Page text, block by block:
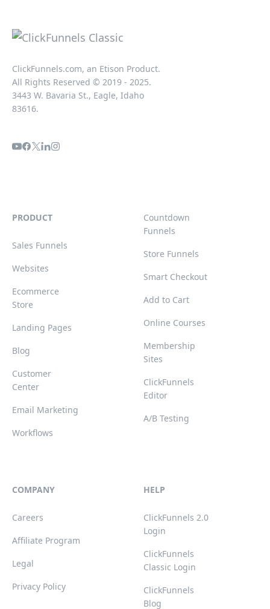
ClickFunnels.com, an Etison Product.
All Rights Reserved © 2019 - 2025.
3443 W. Bavaria St., Eagle, Idaho
83616.
PRODUCT
Sales Funnels
Websites
Ecommerce
Store
Landing Pages
Blog
Customer
Center
Email Marketing
Workflows
Countdown
Funnels
Store Funnels
Smart Checkout
Add to Cart
Online Courses
Membership
Sites
ClickFunnels
Editor
A/B Testing
COMPANY
Careers
Affiliate Program
Legal
Privacy Policy
HELP
ClickFunnels 2.0
Login
ClickFunnels
Classic Login
ClickFunnels
Blog